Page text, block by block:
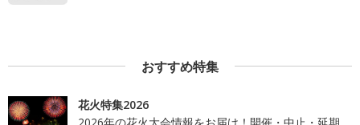
おすすめ特集
花火特集2026
2026年の花火大会情報をお届け！開催・中止・延期